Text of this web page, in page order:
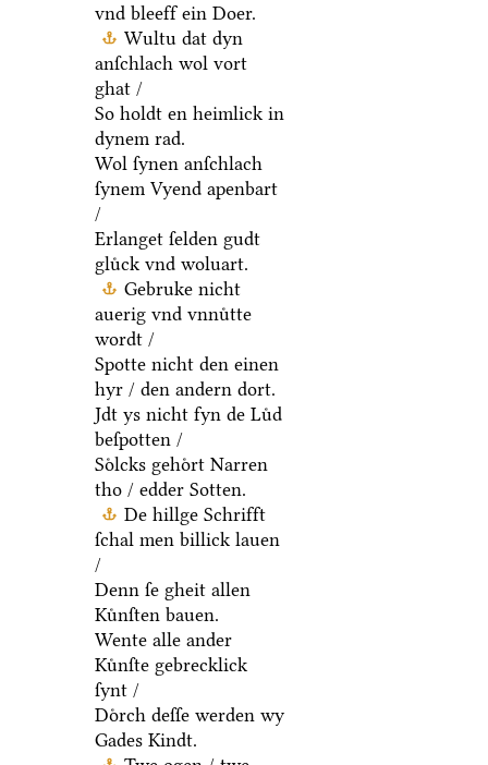
vnd bleeff ein Doer.
Wultu dat dyn
anſchlach wol vort
ghat /
So holdt en heimlick in
dynem rad.
Wol ſynen anſchlach
ſynem Vyend apenbart
/
Erlanget ſelden gudt
gluͤck vnd woluart.
Gebruke nicht
auerig vnd vnnuͤtte
wordt /
Spotte nicht den einen
hyr / den andern dort.
Jdt ys nicht fyn de Luͤd
beſpotten /
Soͤlcks gehoͤrt Narren
tho / edder Sotten.
De hillge Schrifft
ſchal men billick lauen
/
Denn ſe gheit allen
Kuͤnſten bauen.
Wente alle ander
Kuͤnſte gebrecklick
ſynt /
Doͤrch deſſe werden wy
Gades Kindt.